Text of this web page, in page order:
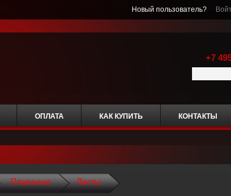
Новый пользователь?
+7
ОПЛАТА КАК КУПИТЬ КОНТАКТЫ
Плавание Ласты